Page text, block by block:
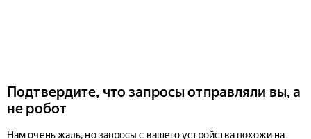
Подтвердите, что запросы отправляли вы, а
не робот
Нам очень жаль, но запросы с вашего устройства похожи на